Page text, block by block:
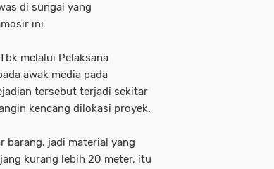
di sungai yang
ini.
melalui Pelaksana
awak media pada
tersebut terjadi sekitar
kencang dilokasi proyek.
barang, jadi material yang
kurang lebih 20 meter, itu